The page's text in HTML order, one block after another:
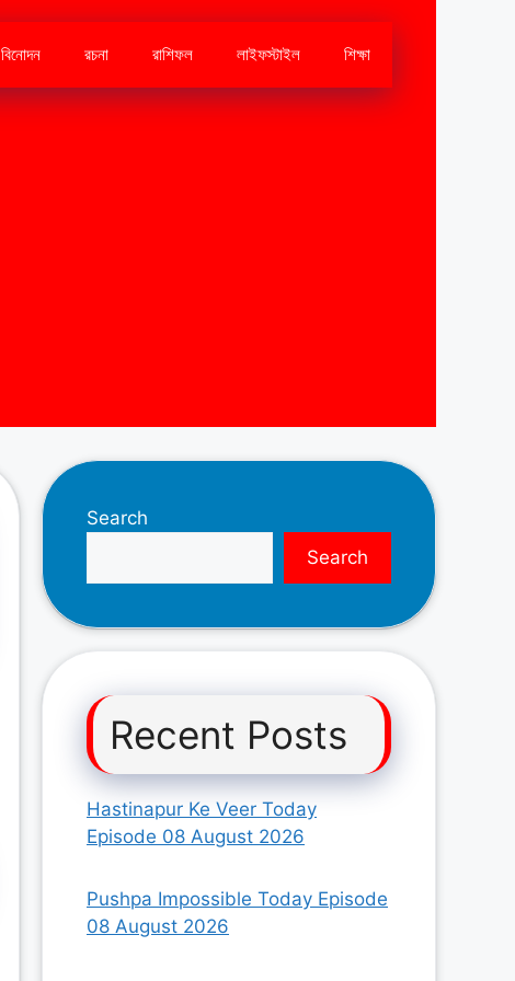
বিনোদন রচনা রাশিফল লাইফস্টাইল শিক্ষা
Search
Search
Recent Posts
Hastinapur Ke Veer Today
Episode 08 August 2026
Pushpa Impossible Today Episode
08 August 2026